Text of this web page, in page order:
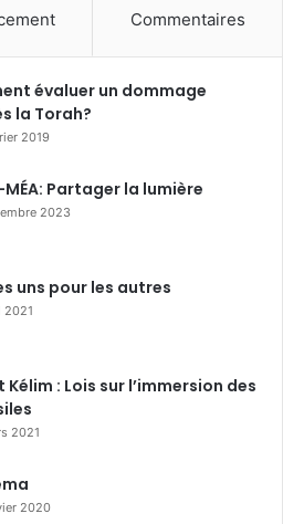
Commentaires
évaluer un dommage
la Torah?
2019
MÉA: Partager la lumière
2023
uns pour les autres
2021
Kélim : Lois sur l’immersion des
2021
2020